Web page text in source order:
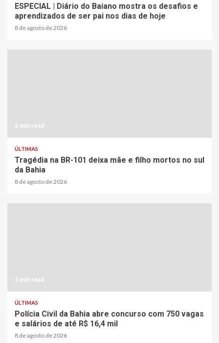
ESPECIAL | Diário do Baiano mostra os desafios e
aprendizados de ser pai nos dias de hoje
8 de agosto de 2026
2 min read
ÚLTIMAS
Tragédia na BR-101 deixa mãe e filho mortos no sul
da Bahia
8 de agosto de 2026
2 min read
ÚLTIMAS
Polícia Civil da Bahia abre concurso com 750 vagas
e salários de até R$ 16,4 mil
8 de agosto de 2026